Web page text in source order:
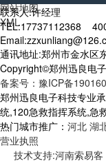
网站地图
XML
联系人:许经理
TEL:17737112368
通讯地址:郑州市金水区
Copyright©郑州迅良电
备案号：豫ICP备
郑州迅良电子科技专业
统,120急救指挥系统,急
热门城市推广： 河北 湖
营业执照
技术支持:河南索易客